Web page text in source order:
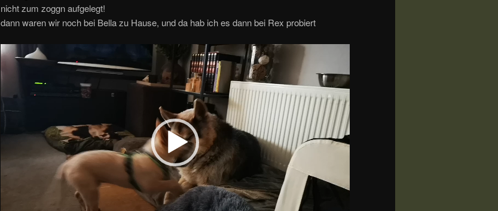
nicht zum zoggn aufgelegt!
dann waren wir noch bei Bella zu Hause, und da hab ich es dann bei Rex probiert
Video-
Player